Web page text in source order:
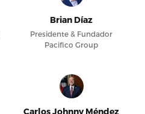
Brian Díaz
Presidente & Fundador
Pacifico Group
Carlos Johnny Méndez